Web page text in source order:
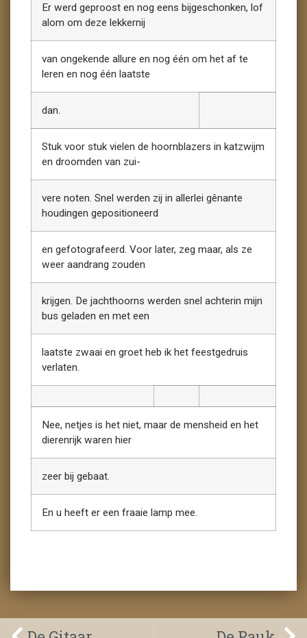
Er werd geproost en nog eens bijgeschonken, lof
alom om deze lekkernij
van ongekende allure en nog één om het af te
leren en nog één laatste
dan.
Stuk voor stuk vielen de hoornblazers in katzwijm
en droomden van zui-
vere noten. Snel werden zij in allerlei gênante
houdingen gepositioneerd
en gefotografeerd. Voor later, zeg maar, als ze
weer aandrang zouden
krijgen. De jachthoorns werden snel achterin mijn
bus geladen en met een
laatste zwaai en groet heb ik het feestgedruis
verlaten.
Nee, netjes is het niet, maar de mensheid en het
dierenrijk waren hier
zeer bij gebaat.
En u heeft er een fraaie lamp mee.